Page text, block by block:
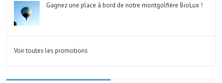
Gagnez une place à bord de notre montgolfière BioLux !
Voir toutes les promotions